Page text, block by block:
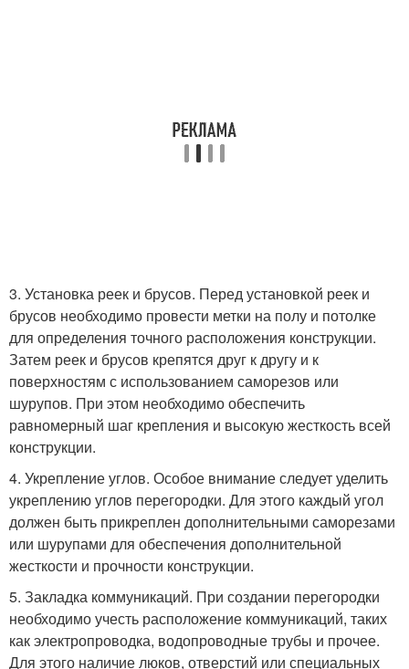
3. Установка реек и брусов. Перед установкой реек и
брусов необходимо провести метки на полу и потолке
для определения точного расположения конструкции.
Затем реек и брусов крепятся друг к другу и к
поверхностям с использованием саморезов или
шурупов. При этом необходимо обеспечить
равномерный шаг крепления и высокую жесткость всей
конструкции.
4. Укрепление углов. Особое внимание следует уделить
укреплению углов перегородки. Для этого каждый угол
должен быть прикреплен дополнительными саморезами
или шурупами для обеспечения дополнительной
жесткости и прочности конструкции.
5. Закладка коммуникаций. При создании перегородки
необходимо учесть расположение коммуникаций, таких
как электропроводка, водопроводные трубы и прочее.
Для этого наличие люков, отверстий или специальных